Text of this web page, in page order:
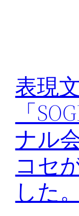
表現
「
ナル
コセ
した。